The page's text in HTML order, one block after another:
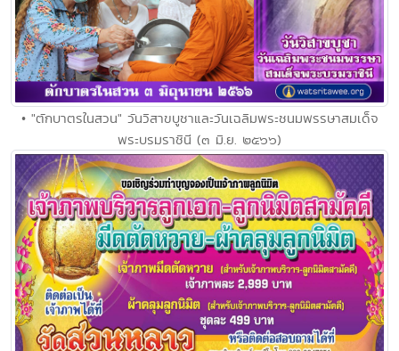
• "ตักบาตรในสวน" วันวิสาขบูชาและวันเฉลิมพระชนมพรรษาสมเด็จ
พระบรมราชินี (๓ มิ.ย. ๒๕๖๖)